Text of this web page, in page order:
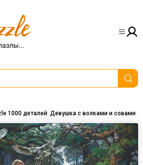
1000 деталей: Девушка с волками и совами